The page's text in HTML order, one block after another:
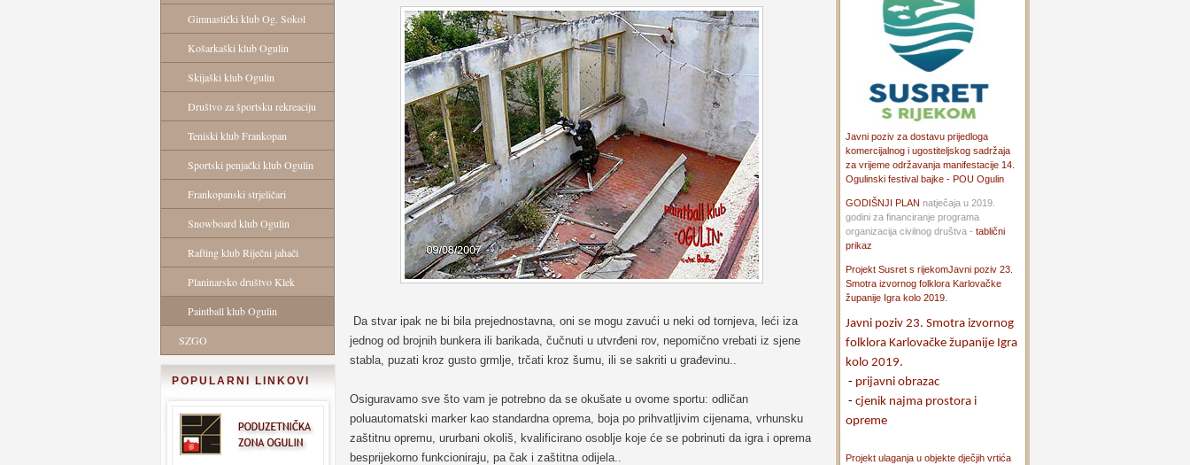
Gimnastički klub Og. Sokol
Košarkaški klub Ogulin
Skijaški klub Ogulin
Društvo za športsku rekreaciju
Teniski klub Frankopan
Sportski penjački klub Ogulin
Frankopanski strjeličari
Snowboard klub Ogulin
Rafting klub Riječni jahači
Planinarsko društvo Klek
Paintball klub Ogulin
SZGO
POPULARNI LINKOVI
Da stvar ipak ne bi bila prejednostavna, oni se mogu zavući u neki od tornjeva, leći iza
jednog od brojnih bunkera ili barikada, čučnuti u utvrđeni rov, nepomično vrebati iz sjene
stabla, puzati kroz gusto grmlje, trčati kroz šumu, ili se sakriti u građevinu..
Osiguravamo sve što vam je potrebno da se okušate u ovome sportu: odličan
poluautomatski marker kao standardna oprema, boja po prihvatljivim cijenama, vrhunsku
zaštitnu opremu, ururbani okoliš, kvalificirano osoblje koje će se pobrinuti da igra i oprema
besprijekorno funkcioniraju, pa čak i zaštitna odijela..
Javni poziv za dostavu prijedloga
komercijalnog i ugostiteljskog sadržaja
za vrijeme održavanja manifestacije 14.
Ogulinski festival bajke - POU Ogulin
GODIŠNJI PLAN natječaja u 2019.
godini za financiranje programa
organizacija civilnog društva - tablični
prikaz
Projekt Susret s rijekomJavni poziv 23.
Smotra izvornog folklora Karlovačke
županije Igra kolo 2019.
Javni poziv 23. Smotra izvornog
folklora Karlovačke županije Igra
kolo 2019.
- prijavni obrazac
- cjenik najma prostora i
opreme
Projekt ulaganja u objekte dječjih vrtića